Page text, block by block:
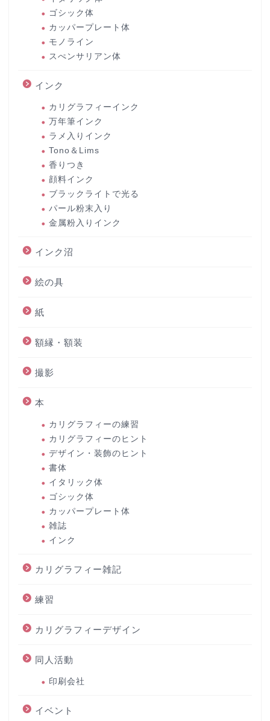
ゴシック体
カッパープレート体
モノライン
スぺンサリアン体
インク
カリグラフィーインク
万年筆インク
ラメ入りインク
Tono＆Lims
香りつき
顔料インク
ブラックライトで光る
パール粉末入り
金属粉入りインク
インク沼
絵の具
紙
額縁・額装
撮影
本
カリグラフィーの練習
カリグラフィーのヒント
デザイン・装飾のヒント
書体
イタリック体
ゴシック体
カッパープレート体
雑誌
インク
カリグラフィー雑記
練習
カリグラフィーデザイン
同人活動
印刷会社
イベント